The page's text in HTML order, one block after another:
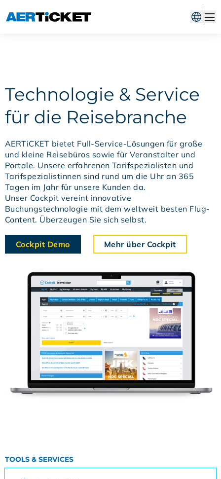
Technologie & Service
für die Reisebranche
AERTiCKET bietet Full-Service-Lösungen für große
und kleine Reisebüros sowie für Veranstalter und
Portale. Unsere erfahrenen Tarifspezialisten und
Tarifspezialistinnen sind rund um die Uhr an 365
Tagen im Jahr für unsere Kunden da.
Unser Cockpit vereint innovative
Buchungstechnologie mit dem weltweit besten Flug-
Content. Überzeugen Sie sich selbst.
Cockpit Demo Mehr über Cockpit
TOOLS & SERVICES